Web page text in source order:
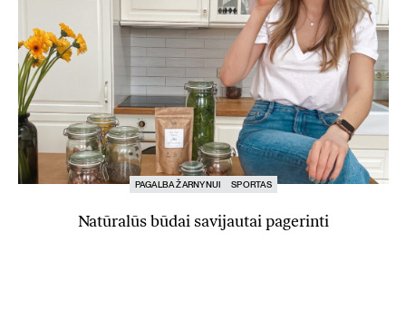
PAGALBA ŽARNYNUI SPORTAS
Natūralūs būdai savijautai pagerinti